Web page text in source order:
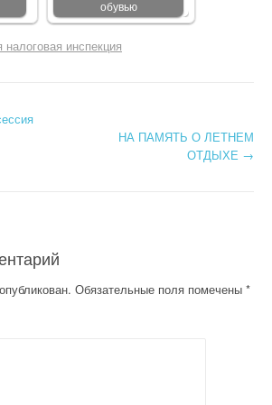
обувью
налоговая инспекция
НА ПАМЯТЬ О ЛЕТНЕМ
ОТДЫХЕ →
Обязательные поля помечены *